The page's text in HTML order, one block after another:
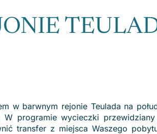
w barwnym rejonie Teulada na
programie wycieczki
transfer z miejsca Waszego